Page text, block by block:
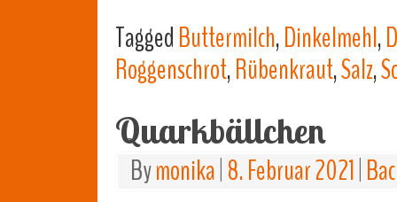
TaggedButtermilch,Dinkelmehl,
Roggenschrot,Rübenkraut,Salz,
Quarkbällchen
Bymonika 8. Februar 2021